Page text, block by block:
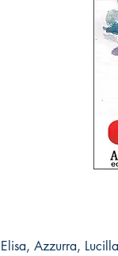
Elisa, Azzurra,